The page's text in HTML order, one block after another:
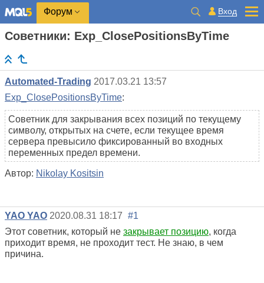
Форум Вход
Советники: Exp_ClosePositionsByTime
Automated-Trading 2017.03.21 13:57
Exp_ClosePositionsByTime:
Советник для закрывания всех позиций по текущему
символу, открытых на счете, если текущее время
сервера превысило фиксированный во входных
переменных предел времени.
Автор: Nikolay Kositsin
YAO YAO 2020.08.31 18:17 #1
Этот советник, который не закрывает позицию, когда
приходит время, не проходит тест. Не знаю, в чем
причина.